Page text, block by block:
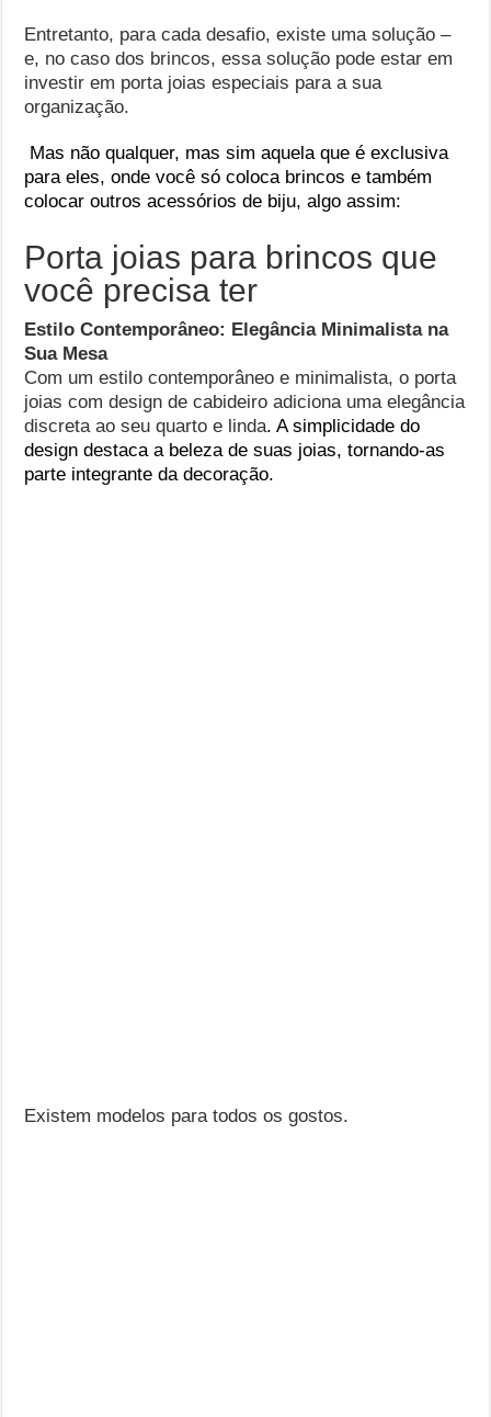
Entretanto, para cada desafio, existe uma solução –
e, no caso dos brincos, essa solução pode estar em
investir em porta joias especiais para a sua
organização.
Mas não qualquer, mas sim aquela que é exclusiva
para eles, onde você só coloca brincos e também
colocar outros acessórios de biju, algo assim:
Porta joias para brincos que
você precisa ter
Estilo Contemporâneo: Elegância Minimalista na
Sua Mesa
Com um estilo contemporâneo e minimalista, o porta
joias com design de cabideiro adiciona uma elegância
discreta ao seu quarto e linda. A simplicidade do
design destaca a beleza de suas joias, tornando-as
parte integrante da decoração.
Existem modelos para todos os gostos.